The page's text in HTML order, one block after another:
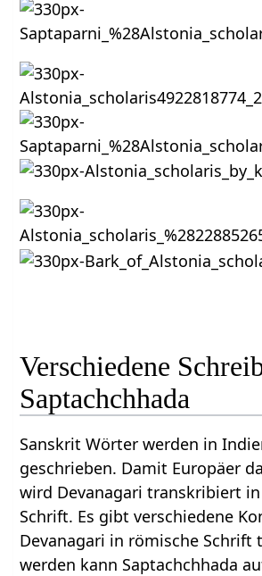
Verschiedene
Saptachchhada
Sanskrit Wörter werden in
geschrieben. Damit Europäer
wird Devanagari transkribiert
Schrift. Es gibt verschiedene
Devanagari in römische Schrift
werden kann Saptachchhada